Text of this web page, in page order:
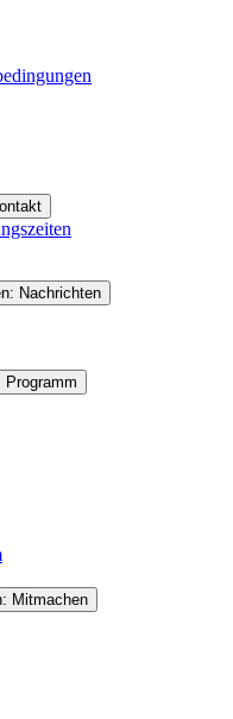
Nachrichten
Programm
Mitmachen